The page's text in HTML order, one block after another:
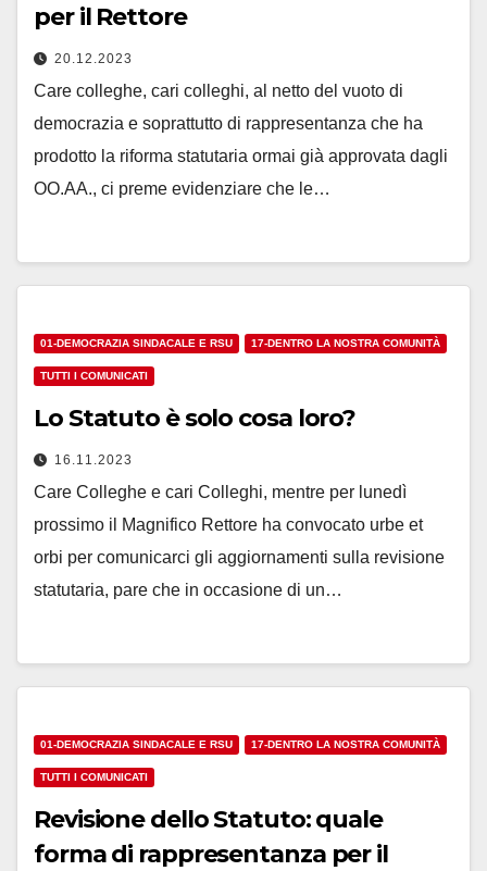
per il Rettore
20.12.2023
Care colleghe, cari colleghi, al netto del vuoto di
democrazia e soprattutto di rappresentanza che ha
prodotto la riforma statutaria ormai già approvata dagli
OO.AA., ci preme evidenziare che le…
01-DEMOCRAZIA SINDACALE E RSU 17-DENTRO LA NOSTRA COMUNITÀ
TUTTI I COMUNICATI
Lo Statuto è solo cosa loro?
16.11.2023
Care Colleghe e cari Colleghi, mentre per lunedì
prossimo il Magnifico Rettore ha convocato urbe et
orbi per comunicarci gli aggiornamenti sulla revisione
statutaria, pare che in occasione di un…
01-DEMOCRAZIA SINDACALE E RSU 17-DENTRO LA NOSTRA COMUNITÀ
TUTTI I COMUNICATI
Revisione dello Statuto: quale
forma di rappresentanza per il